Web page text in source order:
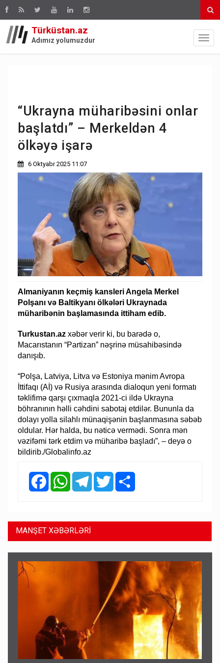
Türküstan.az
Adımız yolumuzdur
“Ukrayna müharibəsini onlar
başlatdı” – Merkeldən 4
ölkəyə işarə
6 Oktyabr 2025 11:07
Almaniyanın keçmiş kansleri Angela Merkel
Polşanı və Baltikyanı ölkələri Ukraynada
müharibənin başlamasında ittiham edib.
Turkustan.az xəbər verir ki, bu barədə o,
Macarıstanın “Partizan” nəşrinə müsahibəsində
danışıb.
“Polşa, Latviya, Litva və Estoniya mənim Avropa
İttifaqı (Aİ) və Rusiya arasında dialoqun yeni formatı
təklifimə qarşı çıxmaqla 2021-ci ildə Ukrayna
böhranının həlli cəhdini sabotaj etdilər. Bununla da
dolayı yolla silahlı münaqişənin başlanmasına səbəb
oldular. Hər halda, bu nəticə vermədi. Sonra mən
vəzifəmi tərk etdim və müharibə başladı”, – deyə o
bildirib./Globalinfo.az
FacebookWhatsAppTelegramTwitter
MANŞET XƏBƏRLƏRİ